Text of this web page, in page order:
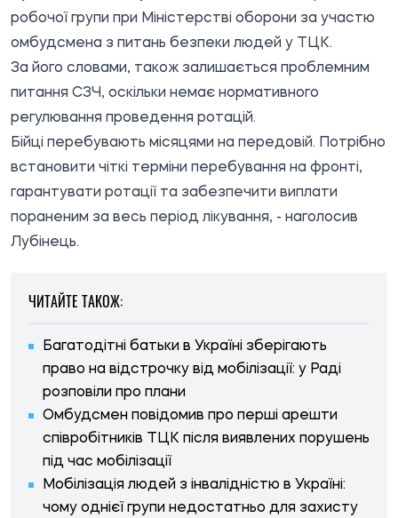
робочої групи при Міністерстві оборони за участю
омбудсмена з питань безпеки людей у ТЦК.
За його словами, також залишається проблемним
питання СЗЧ, оскільки немає нормативного
регулювання проведення ротацій.
Бійці перебувають місяцями на передовій. Потрібно
встановити чіткі терміни перебування на фронті,
гарантувати ротації та забезпечити виплати
пораненим за весь період лікування, - наголосив
Лубінець.
ЧИТАЙТЕ ТАКОЖ:
Багатодітні батьки в Україні зберігають
право на відстрочку від мобілізації: у Раді
розповіли про плани
Омбудсмен повідомив про перші арешти
співробітників ТЦК після виявлених порушень
під час мобілізації
Мобілізація людей з інвалідністю в Україні:
чому однієї групи недостатньо для захисту